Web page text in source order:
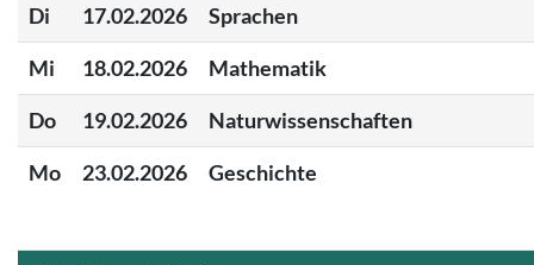
Di
17.02.2026
Sprachen
Mi
18.02.2026
Mathematik
Do
19.02.2026
Naturwissenschaften
Mo
23.02.2026 Geschichte